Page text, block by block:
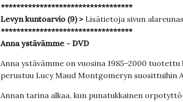
**********************************
Levyn kuntoarvio (9) > Lisätietoja sivun
**********************************
Anna ystävämme - DVD
Anna ystävämme on vuosina 1985–2000
perustuu Lucy Maud Montgomeryn suosittuihin
Annan tarina alkaa, kun punatukkainen